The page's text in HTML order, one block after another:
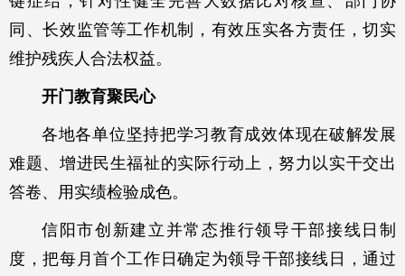
同、长效监管等工作机制，有效压实各方责任，切实
维护残疾人合法权益。
开门教育聚民心
各地各单位坚持把学习教育成效体现在破解发展
难题、增进民生福祉的实际行动上，努力以实干交出
答卷、用实绩检验成色。
信阳市创新建立并常态推行领导干部接线日制
度，把每月首个工作日确定为领导干部接线日，通过